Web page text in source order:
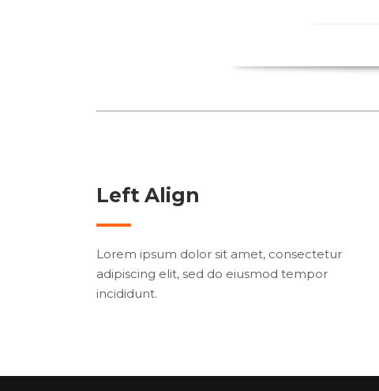
Left Align
Lorem ipsum dolor sit amet, consectetur
adipiscing elit, sed do eiusmod tempor
incididunt.